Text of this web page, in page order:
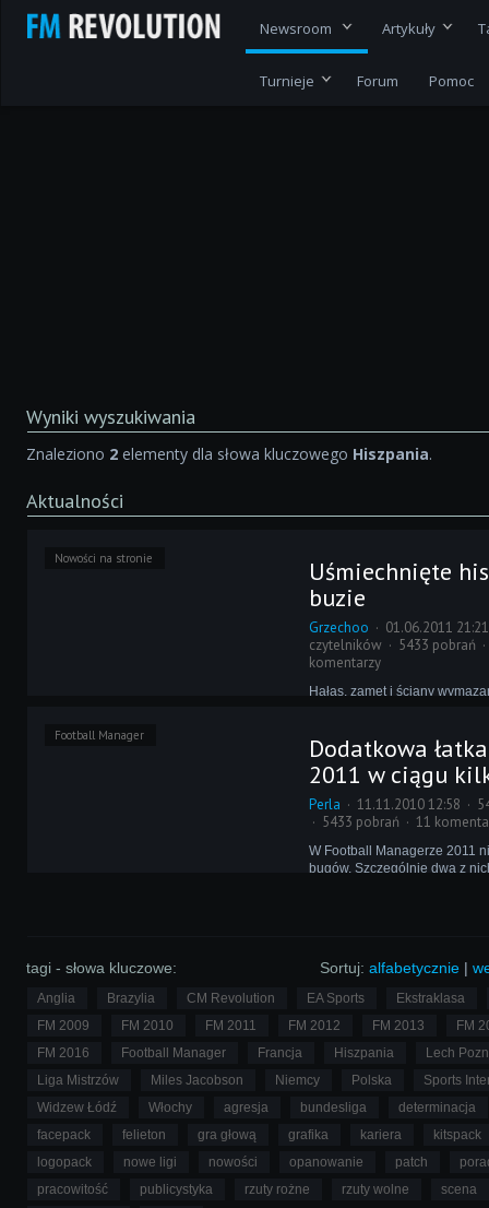
Newsroom Artykuły
Turnieje Forum Pomoc
Wyniki wyszukiwania
Znaleziono 2 elementy dla słowa kluczowego Hiszpania.
Aktualności
Nowości na stronie
Uśmiechnięte
buzie
Grzechoo
01.06.2011 21:21
czytelników
5433 pobrań
komentarzy
Hałas, zamęt i ściany
zdolni graficy całymi dniami i
sporządzali dla Was nowe
Football Manager
Dodatkowa
2011 w ciągu
Perla 11.11.2010 12:58
5433 pobrań
11
W Football Managerze 2011
bugów. Szczególnie dwa z
Sortuj: alfabetycznie |
tagi - słowa kluczowe:
Anglia Brazylia CM Revolution EA Sports
Ekstraklasa
FM 2009
FM 2010 FM 2011 FM 2012 FM 2013
FM
FM 2016
Football Manager Francja Hiszpania
Lech
Liga Mistrzów
Miles Jacobson Niemcy Polska
Sports
Widzew Łódź
Włochy agresja bundesliga
determinacja
facepack
felieton gra głową grafika kariera
kitspack
logopack
nowe ligi nowości opanowanie patch
pracowitość
publicystyka rzuty rożne rzuty wolne
scena